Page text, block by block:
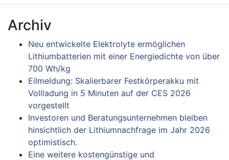
Archiv
Neu entwickelte Elektrolyte ermöglichen
Lithiumbatterien mit einer Energiedichte von über
700 Wh/kg
Eilmeldung: Skalierbarer Festkörperakku mit
Vollladung in 5 Minuten auf der CES 2026
vorgestellt
Investoren und Beratungsunternehmen bleiben
hinsichtlich der Lithiumnachfrage im Jahr 2026
optimistisch.
Eine weitere kostengünstige und